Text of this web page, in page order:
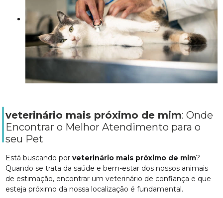
veterinário mais próximo de mim: Onde
Encontrar o Melhor Atendimento para o
seu Pet
Está buscando porveterinário mais próximo de mim?
Quando se trata da saúde e bem-estar dos nossos animais
de estimação, encontrar um veterinário de confiança e que
esteja próximo da nossa localização é fundamental.